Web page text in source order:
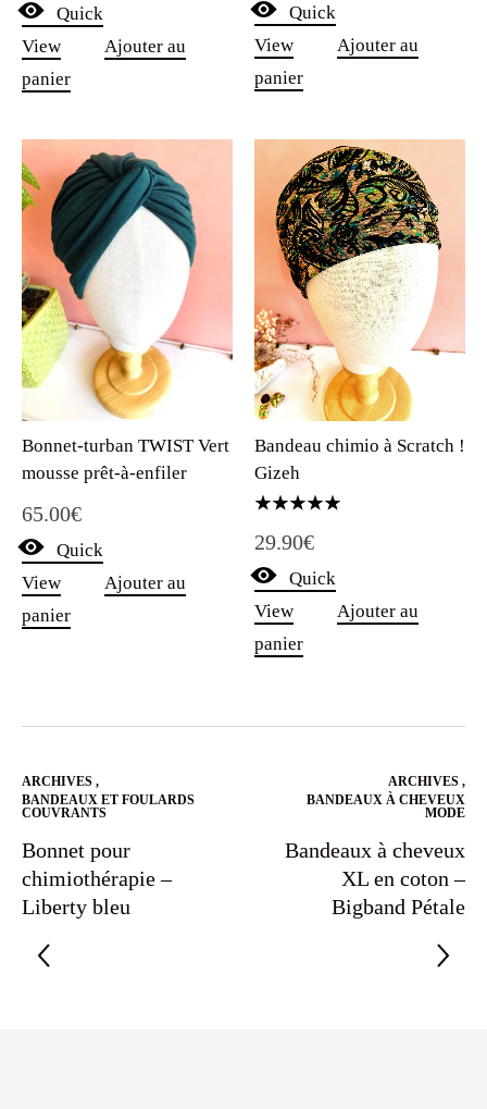
Quick
View
Ajouter au
panier
Quick
View
Ajouter au
panier
Bonnet-turban TWIST Vert
mousse prêt-à-enfiler
65.00€
Quick
View
Ajouter au
panier
Bandeau chimio à Scratch !
Gizeh
5.00
sur 5
29.90€
Quick
View
Ajouter au
panier
ARCHIVES ,
BANDEAUX ET FOULARDS
COUVRANTS
Bonnet pour
chimiothérapie –
Liberty bleu
ARCHIVES ,
BANDEAUX À CHEVEUX
MODE
Bandeaux à cheveux
XL en coton –
Bigband Pétale